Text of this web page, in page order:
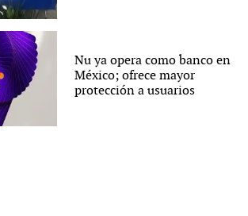
Nu ya opera como banco en
México; ofrece mayor
protección a usuarios